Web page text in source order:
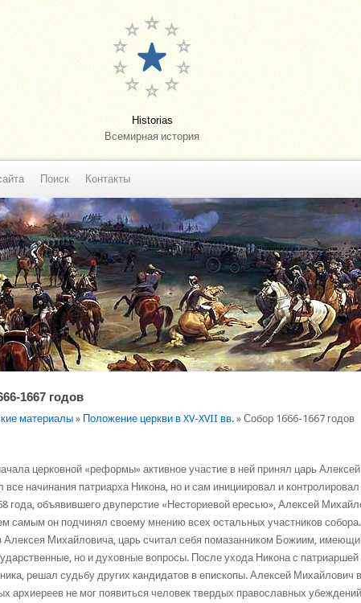
Historias
Всемирная история
Поиск Контакты
1667 годов
материалы» Положение церкви в XV-XVII вв. » Собор 1666-1667 годов
церковной «реформы» активное участие в ней принял царь
все начинания патриарха Никона, но и сам инициировал и
года, объявившего двуперстие «Несториевой ересью», Алексей
самым он подчинял своему мнению всех остальных участников
Алексея Михайловича, царь считал себя помазанником Божиим,
но и духовные вопросы. После ухода Никона с
решал судьбу других кандидатов в епископы. Алексей Михайлович
архиереев не мог появиться человек твердых православных